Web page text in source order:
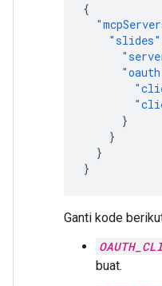
{
"slides"
}
}
}
}
Ganti kode
buat.